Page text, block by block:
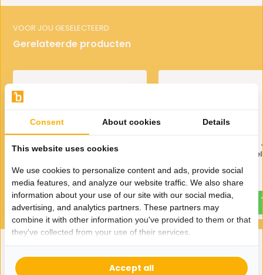
VOOR JOU GESELECTEERD
Gerelateerde producten
Bricard - Bamboo -
Schaaltjes set - 7-delig -
26,95
Bricard - Bamboo
Schaaltjes set - 7-
28,95
Eerder bekeken door jou
Consent About cookies Details
This website uses cookies
We use cookies to personalize content and ads, provide social
media features, and analyze our website traffic. We also share
information about your use of our site with our social media,
advertising, and analytics partners. These partners may
combine it with other information you've provided to them or that
they've collected from your use of their services.
Accept all